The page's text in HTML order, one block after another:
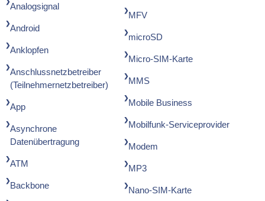
Analogsignal
Android
Anklopfen
Anschlussnetzbetreiber
(Teilnehmernetzbetreiber)
App
Asynchrone
Datenübertragung
ATM
Backbone
MFV
microSD
Micro-SIM-Karte
MMS
Mobile Business
Mobilfunk-Serviceprovider
Modem
MP3
Nano-SIM-Karte